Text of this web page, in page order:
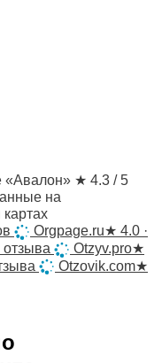
«Авалон» ★ 4.3 / 5
на
Orgpage.ru★ 4.0 ·
отзыва Otzyv.pro★
Otzovik.com★